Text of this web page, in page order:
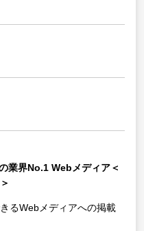
業界No.1 Webメディア＜
るWebメディアへの掲載